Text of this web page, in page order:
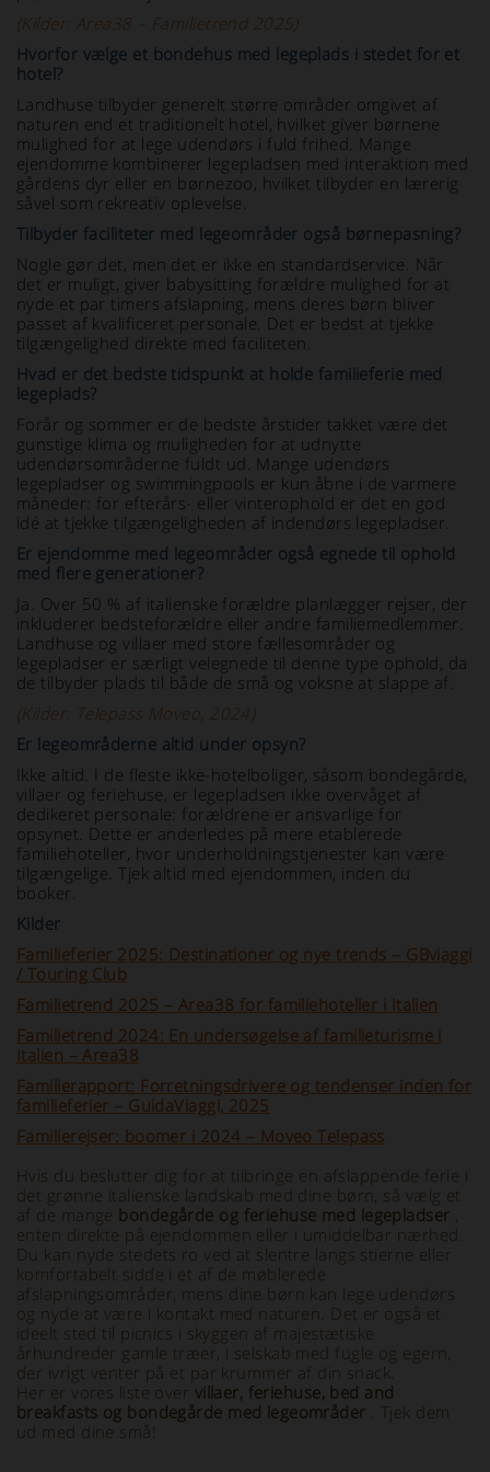
(Kilder: Area38 – Familietrend 2025)
Hvorfor vælge et bondehus med legeplads i stedet for et
hotel?
Landhuse tilbyder generelt større områder omgivet af
naturen end et traditionelt hotel, hvilket giver børnene
mulighed for at lege udendørs i fuld frihed. Mange
ejendomme kombinerer legepladsen med interaktion med
gårdens dyr eller en børnezoo, hvilket tilbyder en lærerig
såvel som rekreativ oplevelse.
Tilbyder faciliteter med legeområder også børnepasning?
Nogle gør det, men det er ikke en standardservice. Når
det er muligt, giver babysitting forældre mulighed for at
nyde et par timers afslapning, mens deres børn bliver
passet af kvalificeret personale. Det er bedst at tjekke
tilgængelighed direkte med faciliteten.
Hvad er det bedste tidspunkt at holde familieferie med
legeplads?
Forår og sommer er de bedste årstider takket være det
gunstige klima og muligheden for at udnytte
udendørsområderne fuldt ud. Mange udendørs
legepladser og swimmingpools er kun åbne i de varmere
måneder: for efterårs- eller vinterophold er det en god
idé at tjekke tilgængeligheden af indendørs legepladser.
Er ejendomme med legeområder også egnede til ophold
med flere generationer?
Ja. Over 50 % af italienske forældre planlægger rejser, der
inkluderer bedsteforældre eller andre familiemedlemmer.
Landhuse og villaer med store fællesområder og
legepladser er særligt velegnede til denne type ophold, da
de tilbyder plads til både de små og voksne at slappe af.
(Kilder: Telepass Moveo, 2024)
Er legeområderne altid under opsyn?
Ikke altid. I de fleste ikke-hotelboliger, såsom bondegårde,
villaer og feriehuse, er legepladsen ikke overvåget af
dedikeret personale: forældrene er ansvarlige for
opsynet. Dette er anderledes på mere etablerede
familiehoteller, hvor underholdningstjenester kan være
tilgængelige. Tjek altid med ejendommen, inden du
booker.
Kilder
Familieferier 2025: Destinationer og nye trends – GBviaggi
/ Touring Club
Familietrend 2025 – Area38 for familiehoteller i Italien
Familietrend 2024: En undersøgelse af familieturisme i
Italien – Area38
Familierapport: Forretningsdrivere og tendenser inden for
familieferier – GuidaViaggi, 2025
Familierejser: boomer i 2024 – Moveo Telepass
Hvis du beslutter dig for at tilbringe en afslappende ferie i
det grønne italienske landskab med dine børn, så vælg et
af de mange bondegårde og feriehuse med legepladser ,
enten direkte på ejendommen eller i umiddelbar nærhed.
Du kan nyde stedets ro ved at slentre langs stierne eller
komfortabelt sidde i et af de møblerede
afslapningsområder, mens dine børn kan lege udendørs
og nyde at være i kontakt med naturen. Det er også et
ideelt sted til picnics i skyggen af majestætiske
århundreder gamle træer, i selskab med fugle og egern,
der ivrigt venter på et par krummer af din snack.
Her er vores liste over villaer, feriehuse, bed and
breakfasts og bondegårde med legeområder . Tjek dem
ud med dine små!